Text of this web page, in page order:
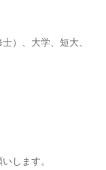
）、大学、短大、
します。